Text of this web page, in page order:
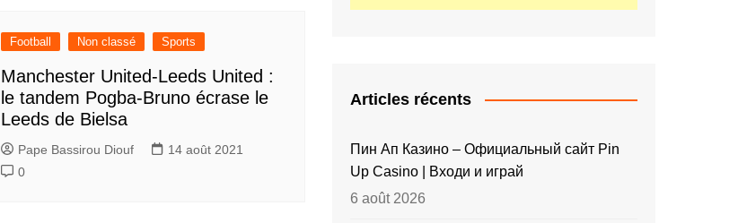
Football Non classé Sports
Manchester United-Leeds United :
le tandem Pogba-Bruno écrase le
Leeds de Bielsa
Pape Bassirou Diouf
14 août 2021
0
Articles récents
Пин Ап Казино – Официальный сайт Pin
Up Casino | Входи и играй
6 août 2026